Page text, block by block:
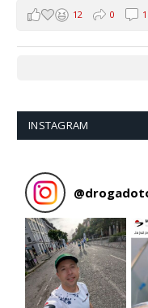
12 0 1
INSTAGRAM
@